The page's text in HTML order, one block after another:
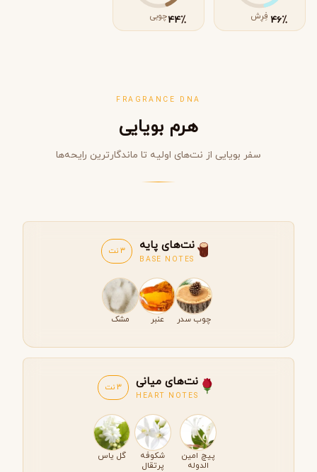
٪46 فِرِش ٪44چوبی
FRAGRANCE DNA
هرم بویایی
سفر بویایی از نت‌های اولیه تا ماندگارترین رایحه‌ها
نت‌های پایه
BASE NOTES
3 نت
چوب سدر عنبر مشک
نت‌های میانی
HEART NOTES
3 نت
پیچ امین
الدوله
شکوفه
پرتقال
گل یاس